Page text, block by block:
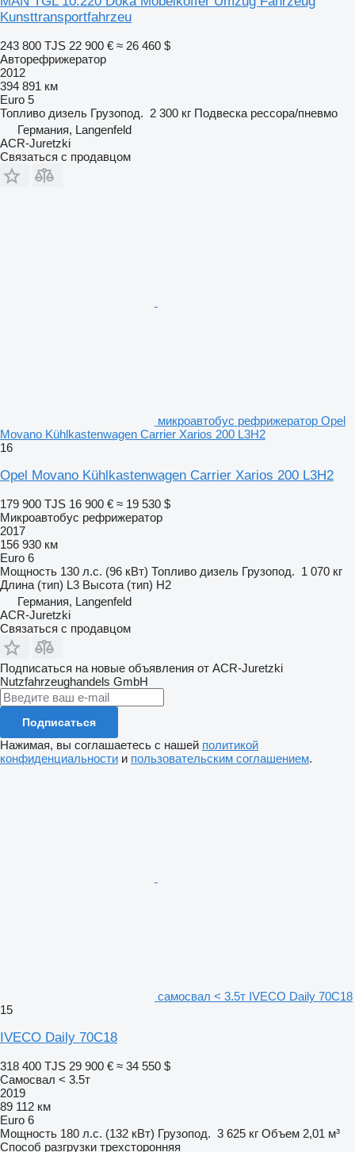
Kunsttransportfahrzeu
243 800 TJS 22 900 € ≈ 26 460 $
Авторефрижератор
2012
394 891 км
Euro 5
Топливо дизель Грузопод. 2 300 кг Подвеска рессора/пневмо
Германия, Langenfeld
ACR-Juretzki
Связаться с продавцом
микроавтобус рефрижератор Opel
Movano Kühlkastenwagen Carrier Xarios 200 L3H2
16
Opel Movano Kühlkastenwagen Carrier Xarios 200 L3H2
179 900 TJS 16 900 € ≈ 19 530 $
Микроавтобус рефрижератор
2017
156 930 км
Euro 6
Мощность 130 л.с. (96 кВт) Топливо дизель Грузопод. 1 070 кг
Длина (тип) L3 Высота (тип) H2
Германия, Langenfeld
ACR-Juretzki
Связаться с продавцом
Подписаться на новые объявления от ACR-Juretzki
Nutzfahrzeughandels GmbH
Подписаться
Нажимая, вы соглашаетесь с нашей политикой
конфиденциальности и пользовательским соглашением.
самосвал < 3.5т IVECO Daily 70C18
15
IVECO Daily 70C18
318 400 TJS 29 900 € ≈ 34 550 $
Самосвал < 3.5т
2019
89 112 км
Euro 6
Мощность 180 л.с. (132 кВт) Грузопод. 3 625 кг Объем 2,01 м³
Способ разгрузки трехсторонняя